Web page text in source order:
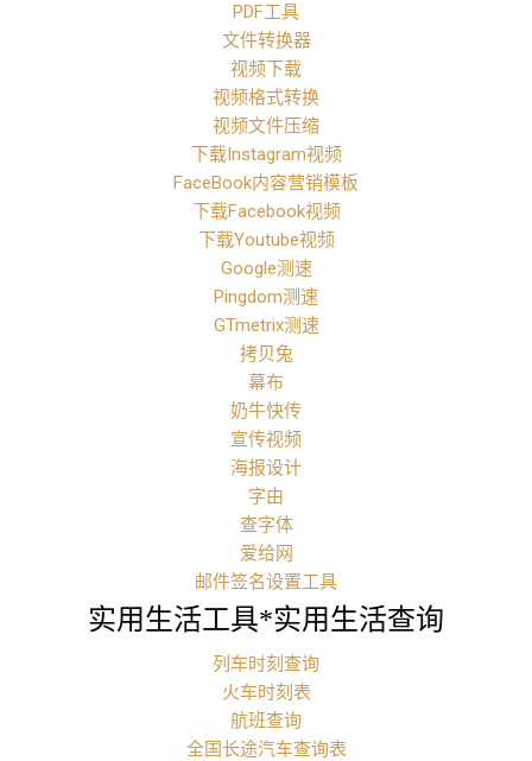
PDF工具
文件转换器
视频下载
视频格式转换
视频文件压缩
下载Instagram视频
FaceBook内容营销模板
下载Facebook视频
下载Youtube视频
Google测速
Pingdom测速
GTmetrix测速
拷贝兔
幕布
奶牛快传
宣传视频
海报设计
字由
查字体
爱给网
邮件签名设置工具
实用生活工具*实用生活查询
列车时刻查询
火车时刻表
航班查询
全国长途汽车查询表